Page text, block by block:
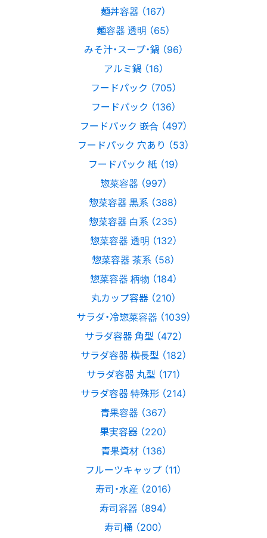
麺丼容器 （167）
麺容器 透明 （65）
みそ汁・スープ・鍋 （96）
アルミ鍋 （16）
フードパック （705）
フードパック （136）
フードパック 嵌合 （497）
フードパック 穴あり （53）
フードパック 紙 （19）
惣菜容器 （997）
惣菜容器 黒系 （388）
惣菜容器 白系 （235）
惣菜容器 透明 （132）
惣菜容器 茶系 （58）
惣菜容器 柄物 （184）
丸カップ容器 （210）
サラダ・冷惣菜容器 （1039）
サラダ容器 角型 （472）
サラダ容器 横長型 （182）
サラダ容器 丸型 （171）
サラダ容器 特殊形 （214）
青果容器 （367）
果実容器 （220）
青果資材 （136）
フルーツキャップ （11）
寿司・水産 （2016）
寿司容器 （894）
寿司桶 （200）